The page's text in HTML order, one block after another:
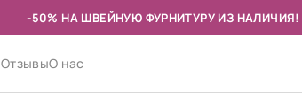
-50% НА ШВЕЙНУЮ ФУРНИТУРУ ИЗ НАЛИЧИЯ!
ОтзывыО нас